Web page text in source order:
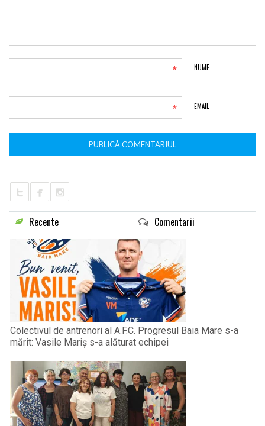
NUME
*
EMAIL
*
Recente Comentarii
Colectivul de antrenori al A.F.C. Progresul Baia Mare s-a
mărit: Vasile Mariș s-a alăturat echipei